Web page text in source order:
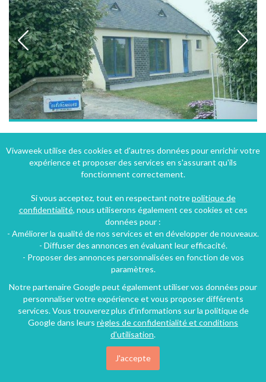
Maison indépendante à Ploudalmézeau en Bretagne de plain-pied proximité plage de sable fin
Ploudalmézeau (15 km), Finistère, Bretagne, France
33€/nuit
Vivaweek utilise des cookies et d'autres données pour enrichir votre
expérience et proposer des services en s'assurant qu'ils
fonctionnent correctement.
Si vous acceptez, tout en respectant notrepolitique de
confidentialité, nous utiliserons également ces cookies et ces
données pour :
- Améliorer la qualité de nos services et en développer de nouveaux.
- Diffuser des annonces en évaluant leur efficacité.
- Proposer des annonces personnalisées en fonction de vos
paramètres.
Notre partenaire Google peut également utiliser vos données pour
personnaliser votre expérience et vous proposer différents
services. Vous trouverez plus d'informations sur la politique de
Google dans leurs règles de confidentialité et conditions
d'utilisation.
J'accepte